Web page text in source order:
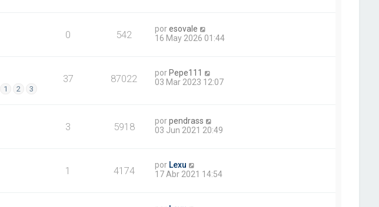
0 542 poresovale
16 May 2026 01:44
1 2 3
37 87022 por Pepe111
03 Mar 2023 12:07
3 5918 porpendrass
03 Jun 2021 20:49
1 4174 por Lexu
17 Abr 2021 14:54